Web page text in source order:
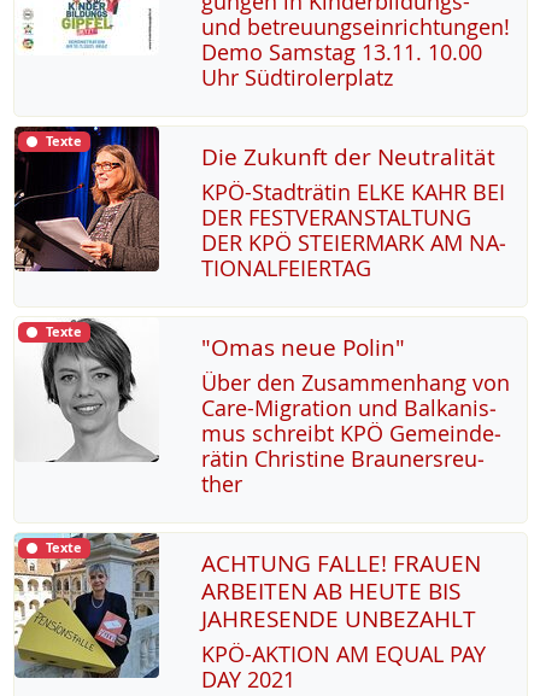
und be­t­reu­ung­s­ein­rich­tun­gen!
De­mo Sams­tag 13.11. 10.00
Uhr Süd­t­i­ro­ler­platz
Texte Die Zukunft der Neutralität
KPÖ-Stadträ­tin EL­KE KAHR BEI
DER FEST­VER­AN­STAL­TUNG
DER KPÖ STEI­ER­MARK AM NA­
TIO­NAL­FEI­ER­TAG
Texte "Omas neue Polin"
Über den Zu­sam­men­hang von
Ca­re-Mi­g­ra­ti­on und Bal­ka­nis­
mus sch­reibt KPÖ Ge­mein­de­
rä­tin Chris­ti­ne Brau­n­ers­reu­
ther
Texte
ACHTUNG FALLE! FRAUEN
ARBEITEN AB HEUTE BIS
JAHRESENDE UNBEZAHLT
KPÖ-AK­TI­ON AM EQUAL PAY
DAY 2021